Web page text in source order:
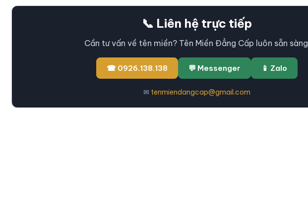
📞 Liên hệ trực tiếp
Cần tư vấn về tên miền? Tên Miền Đẳng Cấp luôn sẵn
☎ 0926.138.138 💬 Messenger 📱 Zalo
✉ tenmiendangcap@gmail.com